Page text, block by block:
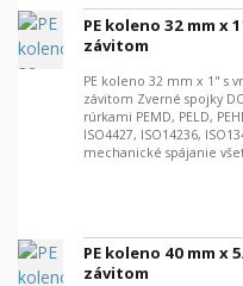
PE koleno 32 mm x
závitom
PE koleno 32 mm x 1" s
závitom Zverné spojky
rúrkami PEMD, PELD,
ISO4427, ISO14236,
mechanické spájanie
PE koleno 40 mm x
závitom